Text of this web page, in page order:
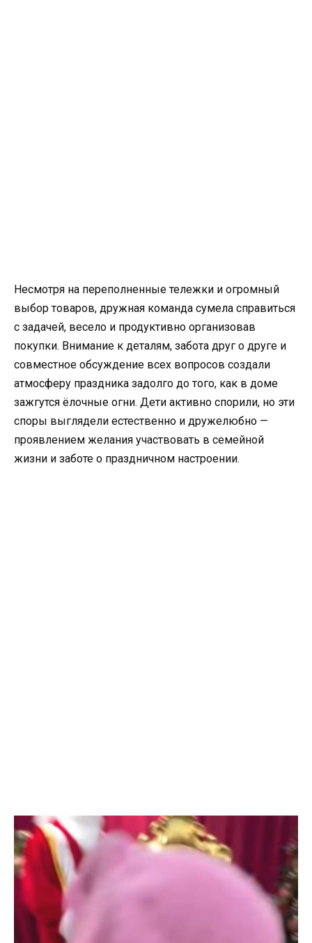
Несмотря на переполненные тележки и огромный
выбор товаров, дружная команда сумела справиться
с задачей, весело и продуктивно организовав
покупки. Внимание к деталям, забота друг о друге и
совместное обсуждение всех вопросов создали
атмосферу праздника задолго до того, как в доме
зажгутся ёлочные огни. Дети активно спорили, но эти
споры выглядели естественно и дружелюбно —
проявлением желания участвовать в семейной
жизни и заботе о праздничном настроении.